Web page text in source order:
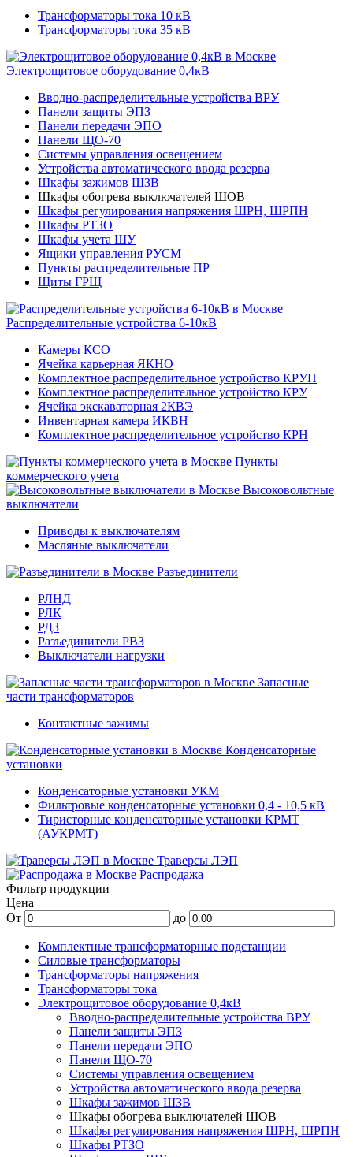
Трансформаторы тока 10 кВ
Трансформаторы тока 35 кВ
Электрощитовое оборудование 0,4кВ
Вводно-распределительные устройства ВРУ
Панели защиты ЭПЗ
Панели передачи ЭПО
Панели ЩО-70
Системы управления освещением
Устройства автоматического ввода резерва
Шкафы зажимов ШЗВ
Шкафы обогрева выключателей ШОВ
Шкафы регулирования напряжения ШРН, ШРПН
Шкафы РТЗО
Шкафы учета ШУ
Ящики управления РУСМ
Пункты распределительные ПР
Щиты ГРЩ
Распределительные устройства 6-10кВ
Камеры КСО
Ячейка карьерная ЯКНО
Комплектное распределительное устройство КРУН
Комплектное распределительное устройство КРУ
Ячейка экскаваторная 2КВЭ
Инвентарная камера ИКВН
Комплектное распределительное устройство КРН
Пункты
коммерческого учета
Высоковольтные
выключатели
Приводы к выключателям
Масляные выключатели
Разъединители
РЛНД
РЛК
РДЗ
Разъединители РВЗ
Выключатели нагрузки
Запасные
части трансформаторов
Контактные зажимы
Конденсаторные
установки
Конденсаторные установки УКМ
Фильтровые конденсаторные установки 0,4 - 10,5 кВ
Тиристорные конденсаторные установки КРМТ
(АУКРМТ)
Траверсы ЛЭП
Распродажа
Фильтр продукции
Цена
От
до
Комплектные трансформаторные подстанции
Силовые трансформаторы
Трансформаторы напряжения
Трансформаторы тока
Электрощитовое оборудование 0,4кВ
Вводно-распределительные устройства ВРУ
Панели защиты ЭПЗ
Панели передачи ЭПО
Панели ЩО-70
Системы управления освещением
Устройства автоматического ввода резерва
Шкафы зажимов ШЗВ
Шкафы обогрева выключателей ШОВ
Шкафы регулирования напряжения ШРН, ШРПН
Шкафы РТЗО